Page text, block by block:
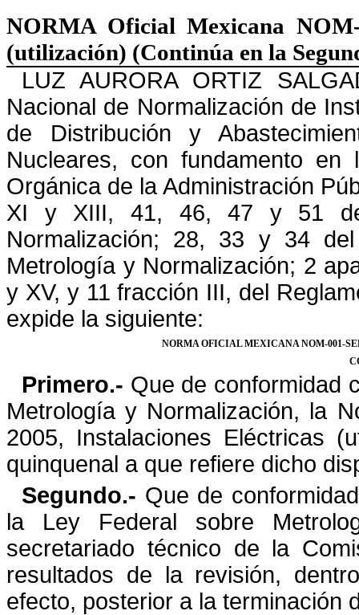
NORMA Oficial Mexicana
(utilización) (Continúa en la
LUZ AURORA ORTIZ
Nacional de Normalización de
de Distribución y
Nucleares, con fundamento
Orgánica de la Administración
XI y XIII, 41, 46, 47 y 51
Normalización; 28, 33 y 34
Metrología y Normalización; 2
y XV, y 11 fracción III, del
expide la siguiente:
NORMA OFICIAL MEXICANA NOM-001-
Primero.- Que de conformidad
Metrología y Normalización, la
2005, Instalaciones Eléctricas
quinquenal a que refiere dicho
Segundo.- Que de
la Ley Federal sobre
secretariado técnico de la
resultados de la revisión,
efecto, posterior a la terminación